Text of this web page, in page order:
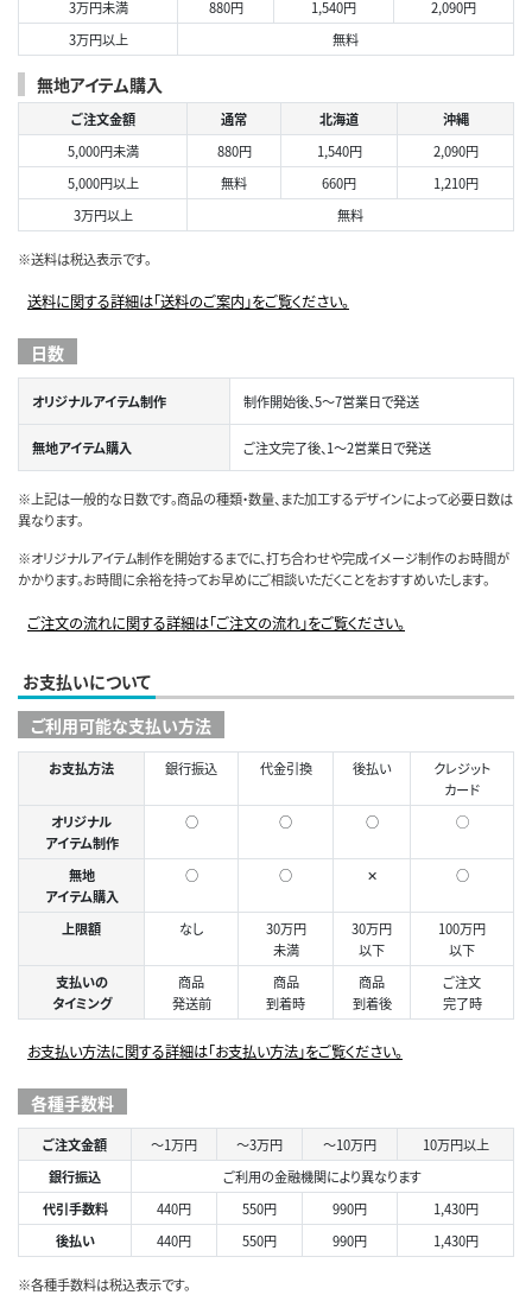
3万円未満
880円 1,540円
2,090円
3万円以上
無料
無地アイテム購入
ご注文金額 通常 北海道
沖縄
5,000円未満
880円 1,540円
2,090円
5,000円以上
無料 660円
1,210円
3万円以上
無料
※送料は税込表示です。
送料に関する詳細は「送料のご案内」をご覧ください。
日数
オリジナルアイテム制作 制作開始後、5～7営業日で発送
無地アイテム購入 ご注文完了後、1～2営業日で発送
※上記は一般的な日数です。商品の種類・数量、また加工するデザインによって必要日数は
異なります。
※オリジナルアイテム制作を開始するまでに、打ち合わせや完成イメージ制作のお時間が
かかります。お時間に余裕を持ってお早めにご相談いただくことをおすすめいたします。
ご注文の流れに関する詳細は「ご注文の流れ」をご覧ください。
お支払いについて
ご利用可能な支払い方法
お支払方法 銀行振込 代金引換 後払い
クレジット
カード
オリジナル
アイテム制作
○ ○ ○ ◯
無地
アイテム購入
○ ○ ✕ ○
上限額 なし
30万円
未満
30万円
以下
100万円
以下
支払いの
タイミング
商品
発送前
商品
到着時
商品
到着後
ご注文
完了時
お支払い方法に関する詳細は「お支払い方法」をご覧ください。
各種手数料
ご注文金額 ～1万円 ～3万円 ～10万円
10万円以上
銀行振込
ご利用の金融機関により異なります
代引手数料
440円 550円 990円
1,430円
後払い
440円 550円 990円 1,430円
※各種手数料は税込表示です。